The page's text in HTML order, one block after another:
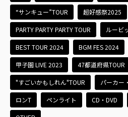
“サンキュー”TOUR 超好感祭2025
PARTY PARTY PARTY TOUR ルービ
BEST TOUR 2024 BGM FES 2024
甲子園 LIVE 2023 47都道府県TOUR
"すごいかもしれん"TOUR パーカー
ロンT ペンライト CD・DVD